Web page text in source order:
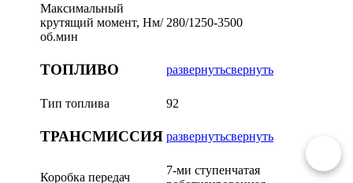
Максимальный
крутящий момент, Нм/
об.мин
280/1250-3500
ТОПЛИВО развернутьсвернуть
Тип топлива 92
ТРАНСМИССИЯ развернутьсвернуть
Коробка передач
7-ми ступенчатая